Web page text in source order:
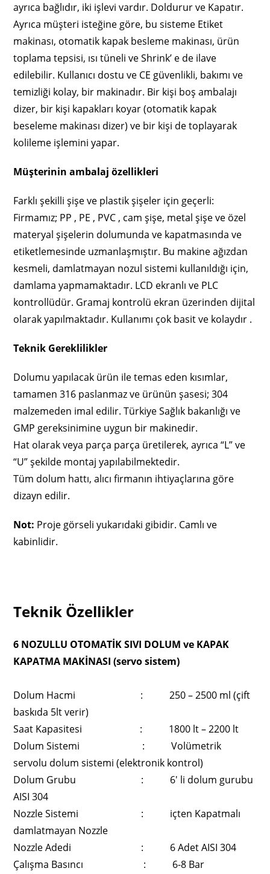
ayrıca bağlıdır, iki işlevi vardır. Doldurur ve Kapatır.
Ayrıca müşteri isteğine göre, bu sisteme Etiket
makinası, otomatik kapak besleme makinası, ürün
toplama tepsisi, ısı tüneli ve Shrink’ e de ilave
edilebilir. Kullanıcı dostu ve CE güvenlikli, bakımı ve
temizliği kolay, bir makinadır. Bir kişi boş ambalajı
dizer, bir kişi kapakları koyar (otomatik kapak
beseleme makinası dizer) ve bir kişi de toplayarak
kolileme işlemini yapar.
Müşterinin ambalaj özellikleri
Farklı şekilli şişe ve plastik şişeler için geçerli:
Firmamız; PP , PE , PVC , cam şişe, metal şişe ve özel
materyal şişelerin dolumunda ve kapatmasında ve
etiketlemesinde uzmanlaşmıştır. Bu makine ağızdan
kesmeli, damlatmayan nozul sistemi kullanıldığı için,
damlama yapmamaktadır. LCD ekranlı ve PLC
kontrollüdür. Gramaj kontrolü ekran üzerinden dijital
olarak yapılmaktadır. Kullanımı çok basit ve kolaydır .
Teknik Gereklilikler
Dolumu yapılacak ürün ile temas eden kısımlar,
tamamen 316 paslanmaz ve ürünün şasesi; 304
malzemeden imal edilir. Türkiye Sağlık bakanlığı ve
GMP gereksinimine uygun bir makinedir.
Hat olarak veya parça parça üretilerek, ayrıca “L” ve
“U” şekilde montaj yapılabilmektedir.
Tüm dolum hattı, alıcı firmanın ihtiyaçlarına göre
dizayn edilir.
Not: Proje görseli yukarıdaki gibidir. Camlı ve
kabinlidir.
Teknik Özellikler
6 NOZULLU OTOMATİK SIVI DOLUM ve KAPAK
KAPATMA MAKİNASI (servo sistem)
Dolum Hacmi : 250 – 2500 ml (çift
baskıda 5lt verir)
Saat Kapasitesi : 1800 lt – 2200 lt
Dolum Sistemi : Volümetrik
servolu dolum sistemi (elektronik kontrol)
Dolum Grubu : 6′ li dolum gurubu
AISI 304
Nozzle Sistemi : içten Kapatmalı
damlatmayan Nozzle
Nozzle Adedi : 6 Adet AISI 304
Çalışma Basıncı : 6-8 Bar